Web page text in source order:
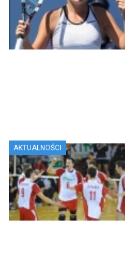
AKTUALNOŚCI